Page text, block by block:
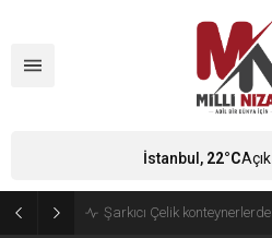
İran 2 ülkeyi birden vurdu
İstanbul, 22°CAçık